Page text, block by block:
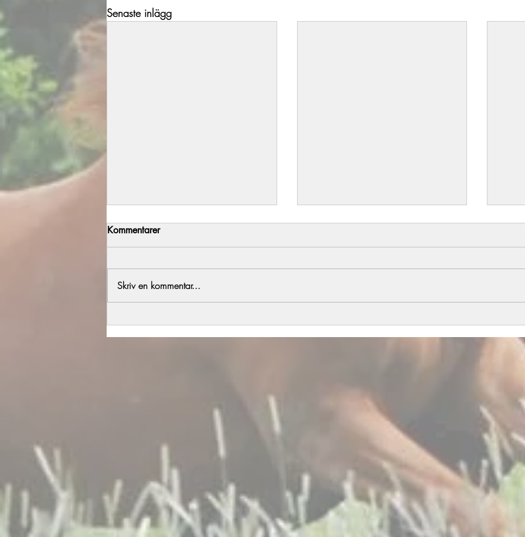
Senaste inlägg
Årets föl del 2 All
Kommentarer
Skriv en kommentar...